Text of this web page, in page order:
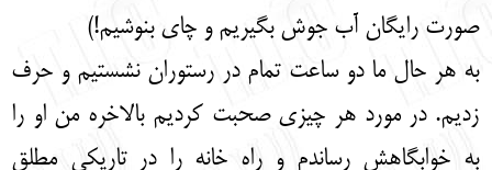
صورت رایگان آب جوش بگیریم و چای بنوشیم!)
به هر حال ما دو ساعت تمام در رستوران نشستیم و حرف
زدیم. در مورد هر چیزی صحبت کردیم بالاخره من او را
به خوابگاهش رساندم و راه خانه را در تاریکی مطلق